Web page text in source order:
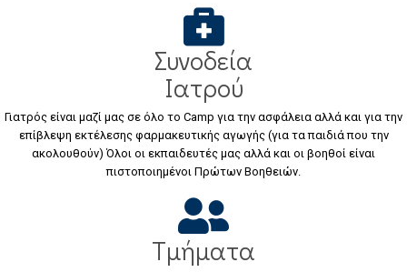
Συνοδεία
Ιατρού
Γιατρός είναι μαζί μας σε όλο το Camp για την ασφάλεια αλλά και για την
επίβλεψη εκτέλεσης φαρμακευτικής αγωγής (για τα παιδιά που την
ακολουθούν) Όλοι οι εκπαιδευτές μας αλλά και οι βοηθοί είναι
πιστοποιημένοι Πρώτων Βοηθειών.
Τμήματα